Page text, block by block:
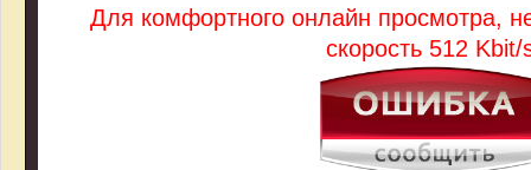
Для комфортного онлайн просмотра,
скорость 512 Kbit/